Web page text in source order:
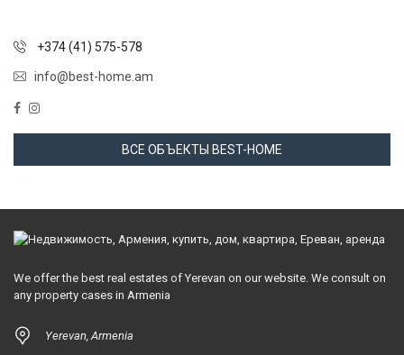
+374 (41) 575-578
info@best-home.am
ВСЕ ОБЪЕКТЫ BEST-HOME
We offer the best real estates of Yerevan on our website. We consult on
any property cases in Armenia
Yerevan, Armenia